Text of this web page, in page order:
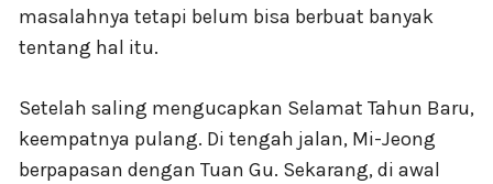
masalahnya tetapi belum bisa berbuat banyak
tentang hal itu.
Setelah saling mengucapkan Selamat Tahun Baru,
keempatnya pulang. Di tengah jalan, Mi-Jeong
berpapasan dengan Tuan Gu. Sekarang, di awal